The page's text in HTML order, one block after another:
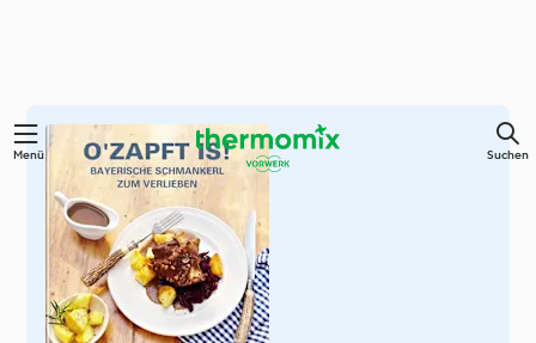
Springe
Hauptinhalt
Menü Suchen